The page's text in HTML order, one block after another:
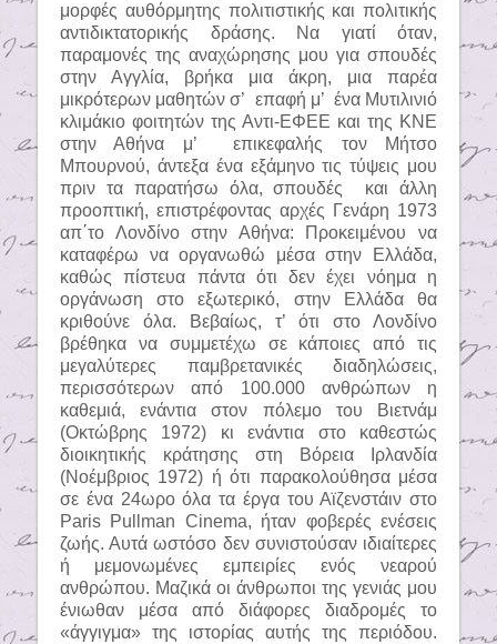
μορφές αυθόρμητης πολιτιστικής και πολιτικής
αντιδικτατορικής δράσης. Να γιατί όταν,
παραμονές της αναχώρησης μου για σπουδές
στην Αγγλία, βρήκα μια άκρη, μια παρέα
μικρότερων μαθητών σ’ επαφή μ’ ένα Μυτιλινιό
κλιμάκιο φοιτητών της Αντι-ΕΦΕΕ και της ΚΝΕ
στην Αθήνα μ’
επικεφαλής τον Μήτσο
Μπουρνού, άντεξα ένα εξάμηνο τις τύψεις μου
πριν τα παρατήσω όλα, σπουδές
και άλλη
προοπτική, επιστρέφοντας αρχές Γενάρη 1973
απ΄το Λονδίνο στην Αθήνα: Προκειμένου να
καταφέρω να οργανωθώ μέσα στην Ελλάδα,
καθώς πίστευα πάντα ότι δεν έχει νόημα η
οργάνωση στο εξωτερικό, στην Ελλάδα θα
κριθούνε όλα. Βεβαίως, τ’ ότι στο Λονδίνο
βρέθηκα να συμμετέχω σε κάποιες από τις
μεγαλύτερες παμβρετανικές διαδηλώσεις,
περισσότερων από 100.000 ανθρώπων η
καθεμιά, ενάντια στον πόλεμο του Βιετνάμ
(Οκτώβρης 1972) κι ενάντια στο καθεστώς
διοικητικής κράτησης στη Βόρεια Ιρλανδία
(Νοέμβριος 1972) ή ότι παρακολούθησα μέσα
σε ένα 24ωρο όλα τα έργα του Αϊζενστάιν στο
Paris Pullman Cinema, ήταν φοβερές ενέσεις
ζωής. Αυτά ωστόσο δεν συνιστούσαν ιδιαίτερες
ή μεμονωμένες εμπειρίες ενός νεαρού
ανθρώπου. Μαζικά οι άνθρωποι της γενιάς μου
ένιωθαν μέσα από διάφορες διαδρομές το
«άγγιγμα» της ιστορίας αυτής της περιόδου.